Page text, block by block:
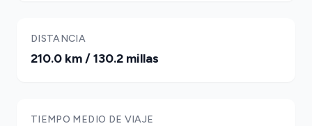
DISTANCIA
210.0 km / 130.2 millas
TIEMPO MEDIO DE VIAJE